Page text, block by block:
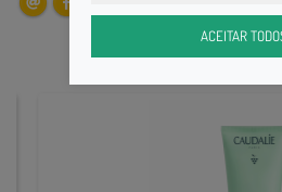
ACEITAR